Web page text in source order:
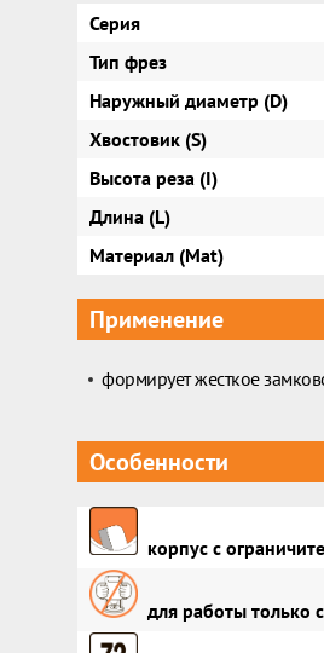
Серия
Тип фрез
Наружный диаметр (D)
Хвостовик (S)
Высота реза (I)
Длина (L)
Материал (Mat)
Применение
формирует жесткое
Особенности
корпус с
для работы только